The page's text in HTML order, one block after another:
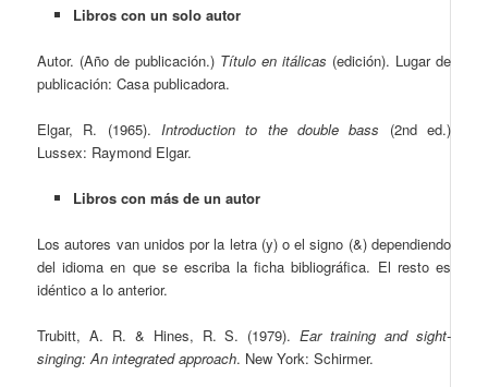
Libros con un solo autor
Autor. (Año de publicación.) Título en itálicas (edición). Lugar de
publicación: Casa publicadora.
Elgar, R. (1965). Introduction to the double bass (2nd ed.)
Lussex: Raymond Elgar.
Libros con más de un autor
Los autores van unidos por la letra (y) o el signo (&) dependiendo
del idioma en que se escriba la ficha bibliográfica. El resto es
idéntico a lo anterior.
Trubitt, A. R. & Hines, R. S. (1979).Ear training and sight-
singing: An integrated approach. New York: Schirmer.